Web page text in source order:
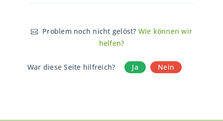
Problem noch nicht gelöst? Wie können wir
helfen?
War diese Seite hilfreich? Ja Nein